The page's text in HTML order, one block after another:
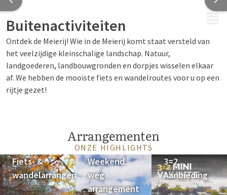
Buitenactiviteiten
Ontdek de Meierij! Wie in de Meierij komt staat versteld van
het veelzijdige kleinschalige landschap. Natuur,
landgoederen, landbouwgronden en dorpjes wisselen elkaar
af. We hebben de mooiste fiets en wandelroutes voor u op een
rijtje gezet!
Arrangementen
ONZE HIGHLIGHTS
Fiets- &
wandelarrangement
Weekend
weg
arrangement
3=2
Aanbieding